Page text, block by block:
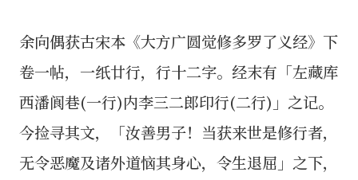
余向偶获古宋本《大方广圆觉修多罗了义经》下
卷一帖，一纸廿行，行十二字。经末有「左藏库
西潘阆巷(一行)内李三二郎印行(二行)」之记。
今捡寻其文，「汝善男子！当获来世是修行者，
无令恶魔及诸外道恼其身心，令生退屈」之下，